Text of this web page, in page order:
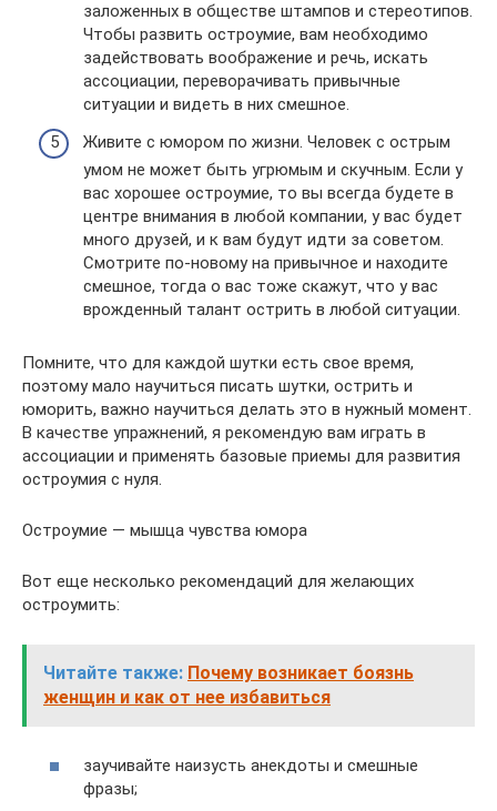
заложенных в обществе штампов и стереотипов.
Чтобы развить остроумие, вам необходимо
задействовать воображение и речь, искать
ассоциации, переворачивать привычные
ситуации и видеть в них смешное.
Живите с юмором по жизни. Человек с острым
умом не может быть угрюмым и скучным. Если у
вас хорошее остроумие, то вы всегда будете в
центре внимания в любой компании, у вас будет
много друзей, и к вам будут идти за советом.
Смотрите по-новому на привычное и находите
смешное, тогда о вас тоже скажут, что у вас
врожденный талант острить в любой ситуации.
Помните, что для каждой шутки есть свое время,
поэтому мало научиться писать шутки, острить и
юморить, важно научиться делать это в нужный момент.
В качестве упражнений, я рекомендую вам играть в
ассоциации и применять базовые приемы для развития
остроумия с нуля.
Остроумие — мышца чувства юмора
Вот еще несколько рекомендаций для желающих
остроумить:
Читайте также: Почему возникает боязнь
женщин и как от нее избавиться
заучивайте наизусть анекдоты и смешные
фразы;